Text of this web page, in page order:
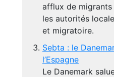
afflux de
les autorités
et migratoire.
Sebta : le
l’Espagne
Le Danemark